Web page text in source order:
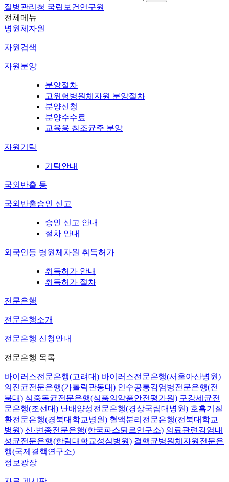
질병관리청 국립보건연구원
전체메뉴
병원체자원
자원검색
자원분양
분양절차
고위험병원체자원 분양절차
분양신청
분양수수료
교육용 참조균주 분양
자원기탁
기탁안내
국외반출 등
국외반출승인 신고
승인 신고 안내
절차 안내
외국인등 병원체자원 취득허가
취득허가 안내
취득허가 절차
전문은행
전문은행소개
전문은행 신청안내
전문은행 목록
바이러스전문은행(고려대) 바이러스전문은행(서울아산병원)
의진균전문은행(가톨릭관동대) 인수공통감염병전문은행(전
북대) 식중독균전문은행(식품의약품안전평가원) 구강세균전
문은행(조선대) 난배양성전문은행(경상국립대병원) 호흡기질
환전문은행(경북대학교병원) 혈액분리전문은행(전북대학교
병원) 신·변종전문은행(한국파스퇴르연구소) 의료관련감염내
성균전문은행(한림대학교성심병원) 결핵균병원체자원전문은
행(국제결핵연구소)
정보광장